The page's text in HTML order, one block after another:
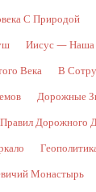
С Природой
Иисус — Наша
Века В
Дорожные
Дорожного
Монастырь